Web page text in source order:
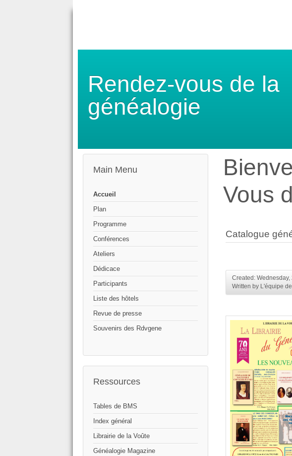
Rendez-vous de la
généalogie
Main Menu
Accueil
Plan
Programme
Conférences
Ateliers
Dédicace
Participants
Liste des hôtels
Revue de presse
Souvenirs des Rdvgene
Ressources
Tables de BMS
Index général
Librairie de la Voûte
Généalogie Magazine
Vous
Catalogue
Created:
Written by L'équipe